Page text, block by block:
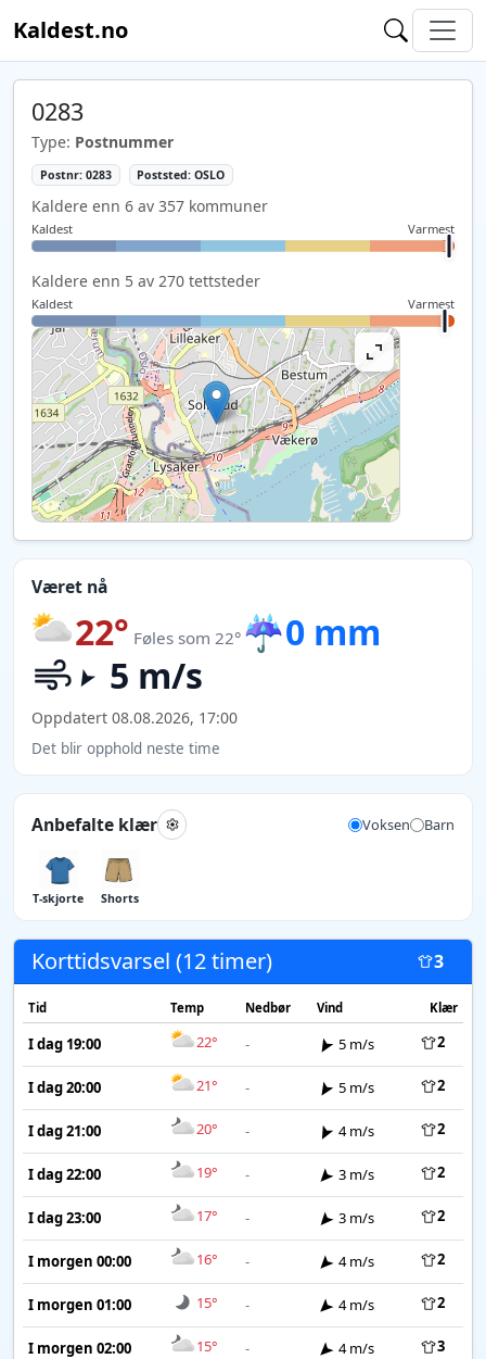
Kaldest.no
0283
Type: Postnummer
Postnr: 0283 Poststed: OSLO
Kaldere enn 6 av 357 kommuner
Kaldest Varmest
Kaldere enn 5 av 270 tettsteder
Kaldest Varmest
Været nå
22° Føles som 22° ☔0 mm
5 m/s
Oppdatert 08.08.2026, 17:00
Det blir opphold neste time
Anbefalte klær Voksen Barn
T-skjorte Shorts
Korttidsvarsel (12 timer) 3
Tid Temp Nedbør Vind Klær
I dag 19:00 22° - 5 m/s 2
I dag 20:00 21° - 5 m/s 2
I dag 21:00 20° - 4 m/s 2
I dag 22:00 19° - 3 m/s 2
I dag 23:00 17° - 3 m/s 2
I morgen 00:00 16° - 4 m/s 2
I morgen 01:00 15° - 4 m/s 2
I morgen 02:00 15° - 4 m/s 3